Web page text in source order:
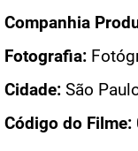
Companhia
Fotografia:
Cidade: São
Código do Filme: